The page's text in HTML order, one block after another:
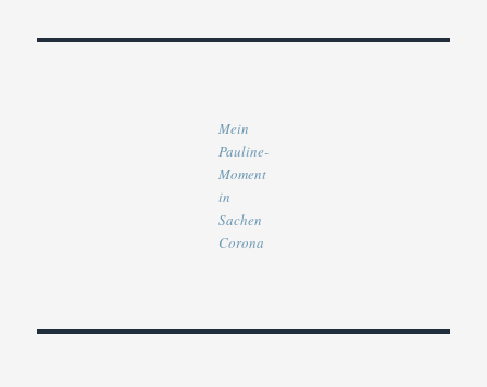
Mein
Pauline-
Moment
in
Sachen
Corona